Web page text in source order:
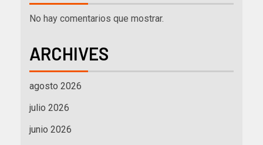
No hay comentarios que mostrar.
ARCHIVES
agosto 2026
julio 2026
junio 2026